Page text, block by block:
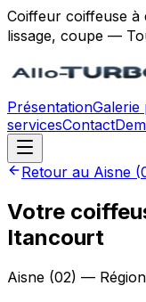
Coiffeur coiffeuse
lissage, coupe —
PrésentationGalerie
servicesContact
Retour au Aisne (
Votre
Itancourt
Aisne (02) — Région